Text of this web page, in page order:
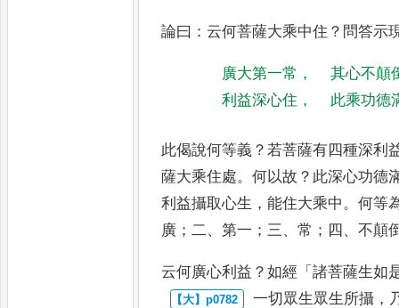
論曰 ： 云何菩薩大乘中住 ？ 問答示
廣大第一常 ，
其心不顛
利益深心住 ， 此乘功德
此偈說何等義 ？若菩薩有四種深利
薩大乘住處。何以故 ？ 此深心功德
利益攝取心生 ，能住大乘中。何等
廣 ；二、第一 ；三、常 ； 四 、不顛
云何廣心利益 ？如經 「諸菩薩生如
一切眾生眾生所攝 ，